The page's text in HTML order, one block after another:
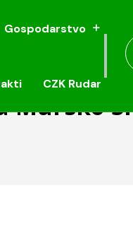
Gospodarstvo
CZK Rudar
Gospodarstvo
CZK Rudar
Mursko